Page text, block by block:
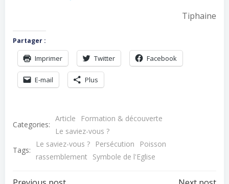
Tiphaine
Partager :
Imprimer Twitter Facebook
E-mail Plus
Categories:
Article
Formation & découverte
Le saviez-vous ?
Tags:
Le saviez-vous ? Persécution
Poisson
rassemblement
Symbole de l'Eglise